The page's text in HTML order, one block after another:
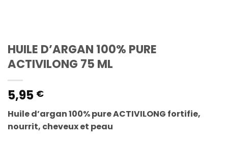
HUILE D’ARGAN 100% PURE
ACTIVILONG 75 ML
5,95 €
Huile d’argan 100% pure ACTIVILONG fortifie,
nourrit, cheveux et peau